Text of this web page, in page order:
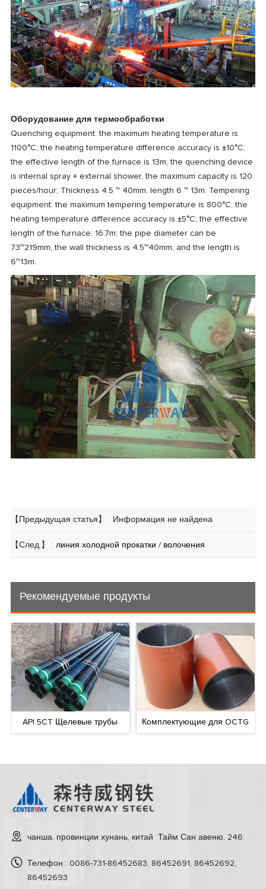
Оборудование для термообработки
Quenching equipment: the maximum heating temperature is
1100°C; the heating temperature difference accuracy is ±10°C;
the effective length of the furnace is 13m; the quenching device
is internal spray + external shower, the maximum capacity is 120
pieces/hour; Thickness 4.5 ~ 40mm, length 6 ~ 13m. Tempering
equipment: the maximum tempering temperature is 800°C; the
heating temperature difference accuracy is ±5°C; the effective
length of the furnace: 16.7m; the pipe diameter can be
73~219mm, the wall thickness is 4.5~40mm, and the length is
6~13m.
【Предыдущая статья】 : Информация не найдена
【След.】 : линия холодной прокатки / волочения
Рекомендуемые продукты
API 5CT Щелевые трубы Комплектующие для OCTG
чанша, провинции хунань, китай Тайм Сан авеню, 246.
Телефон : 0086-731-86452683, 86452691, 86452692,
86452693